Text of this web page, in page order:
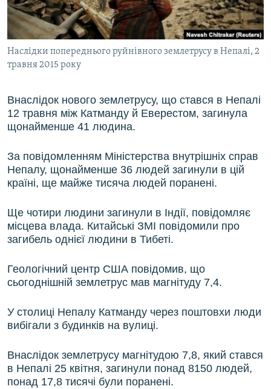
ВІДЕОУРОКИ «ELIFBE»
СВІДЧЕННЯ ОКУПАЦІЇ
УКРАЇНСЬКА ПРОБЛЕМА КРИМУ
Русский
Qırımtatar
Усі сайти RFE/RL
Наслідки попереднього руйнівного землетрусу в Непалі, 2
травня 2015 року
Внаслідок нового землетрусу, що стався в Непалі
12 травня між Катманду й Еверестом, загинула
щонайменше 41 людина.
За повідомленням Міністерства внутрішніх справ
Непалу, щонайменше 36 людей загинули в цій
країні, ще майже тисяча людей поранені.
Ще чотири людини загинули в Індії, повідомляє
місцева влада. Китайські ЗМІ повідомили про
загибель однієї людини в Тибеті.
Геологічний центр США повідомив, що
сьогоднішній землетрус мав магнітуду 7,4.
У столиці Непалу Катманду через поштовхи люди
вибігали з будинків на вулиці.
Внаслідок землетрусу магнітудою 7,8, який стався
в Непалі 25 квітня, загинули понад 8150 людей,
понад 17,8 тисячі були поранені.